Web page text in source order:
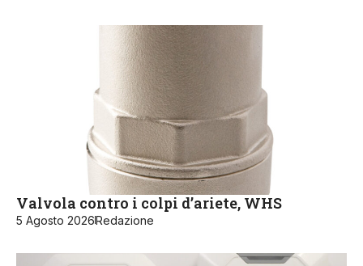
Valvola contro i colpi d’ariete, WHS
5 Agosto 2026Redazione